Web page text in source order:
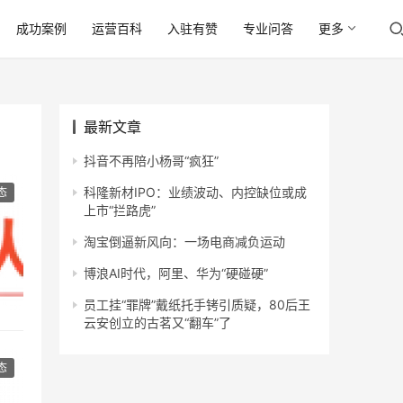
成功案例 运营百科 入驻有赞 专业问答 更多
最新文章
抖音不再陪小杨哥“疯狂”
科隆新材IPO：业绩波动、内控缺位或成
上市“拦路虎”
淘宝倒逼新风向：一场电商减负运动
博浪AI时代，阿里、华为“硬碰硬”
员工挂“罪牌”戴纸托手铐引质疑，80后王
云安创立的古茗又“翻车”了